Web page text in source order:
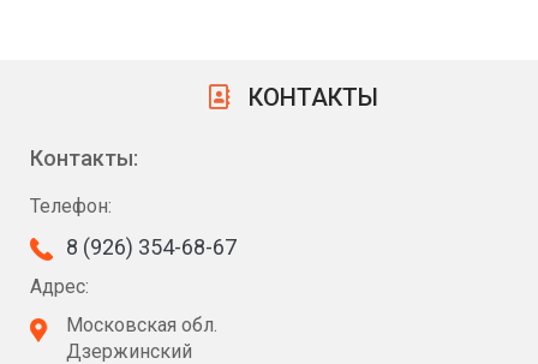
КОНТАКТЫ
Контакты:
Телефон:
8 (926) 354-68-67
Адрес:
Московская обл.
Дзержинский